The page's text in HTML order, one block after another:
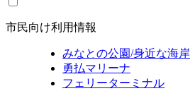
市民向け利用情報
みなとの公園/身近な海岸
勇払マリーナ
フェリーターミナル